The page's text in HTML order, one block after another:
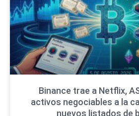
Binance trae a Netflix,
activos negociables a la
nuevos listados de